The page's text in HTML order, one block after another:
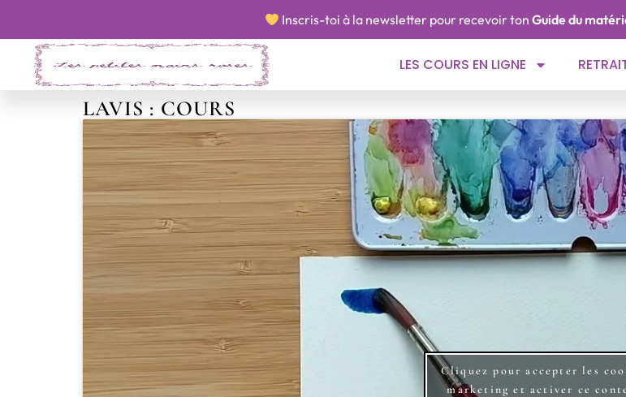
​​ Inscris-toi à la newsletter pour recevoir ton Guide du
LES COURS EN LIGNE
LAVIS : COURS
Cliquez pour accepter les
marketing et activer ce